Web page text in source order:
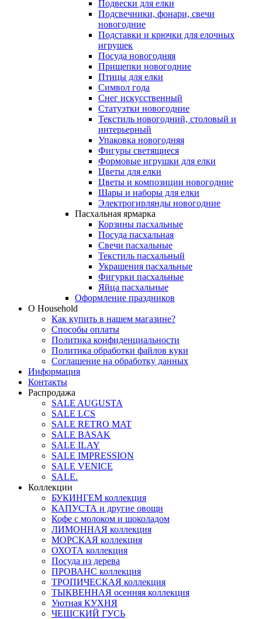
Подвески для елки
Подсвечники, фонари, свечи
новогодние
Подставки и крючки для елочных
игрушек
Посуда новогодняя
Прищепки новогодние
Птицы для елки
Символ года
Снег искусственный
Статуэтки новогодние
Текстиль новогодний, столовый и
интерьерный
Упаковка новогодняя
Фигуры светящиеся
Формовые игрушки для елки
Цветы для елки
Цветы и композиции новогодние
Шары и наборы для елки
Электрогирлянды новогодние
Пасхальная ярмарка
Корзины пасхальные
Посуда пасхальная
Свечи пасхальные
Текстиль пасхальный
Украшения пасхальные
Фигурки пасхальные
Яйца пасхальные
Оформление праздников
О Household
Как купить в нашем магазине?
Способы оплаты
Политика конфиденциальности
Политика обработки файлов куки
Соглашение на обработку данных
Информация
Контакты
Распродажа
SALE AUGUSTA
SALE LCS
SALE RETRO MAT
SALE BASAK
SALE ILAY
SALE IMPRESSION
SALE VENICE
SALE.
Коллекции
БУКИНГЕМ коллекция
КАПУСТА и другие овощи
Кофе с молоком и шоколадом
ЛИМОННАЯ коллекция
МОРСКАЯ коллекция
ОХОТА коллекция
Посуда из дерева
ПРОВАНС коллекция
ТРОПИЧЕСКАЯ коллекция
ТЫКВЕННАЯ осенняя коллекция
Уютная КУХНЯ
ЧЕШСКИЙ ГУСЬ